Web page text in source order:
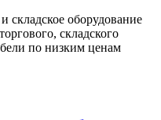
оборудование
складского
по низким ценам